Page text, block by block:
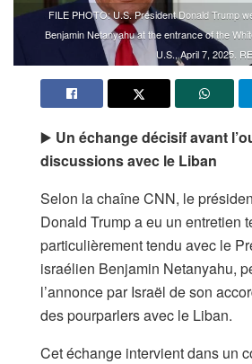
FILE PHOTO: U.S. President Donald Trump
Benjamin Netanyahu at the entrance of the
U.S., April 7, 2025.
▶️ Un échange décisif avant
discussions avec le Liban
Selon la chaîne CNN, le
Donald Trump a eu un entretien
particulièrement tendu avec le
israélien Benjamin Netanyahu,
l’annonce par Israël de son
des pourparlers avec le Liban.
Cet échange intervient dans un